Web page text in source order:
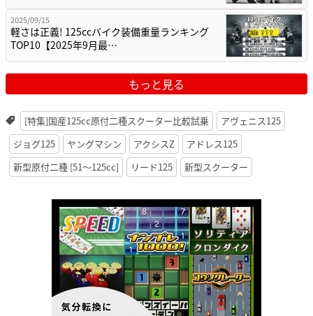
2025/09/15
軽さは正義! 125ccバイク装備重量ランキング
TOP10【2025年9月最…
もっと見る
[特集]国産125cc原付二種スクーター比較試乗
アヴェニス125
ジョグ125
ヤングマシン アクシスZ
アドレス125
新型原付二種 [51〜125cc]
リード125 新型スクーター